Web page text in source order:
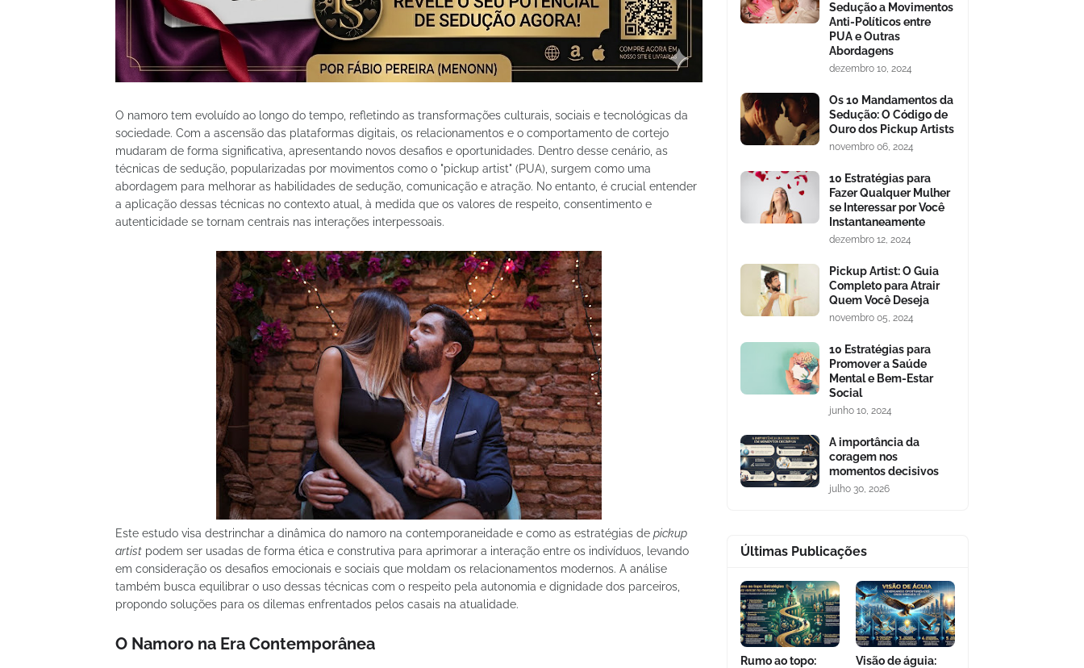
O namoro tem evoluído ao longo do tempo, refletindo as transformações culturais, sociais e tecnológicas da
sociedade. Com a ascensão das plataformas digitais, os relacionamentos e o comportamento de cortejo
mudaram de forma significativa, apresentando novos desafios e oportunidades. Dentro desse cenário, as
técnicas de sedução, popularizadas por movimentos como o "pickup artist" (PUA), surgem como uma
abordagem para melhorar as habilidades de sedução, comunicação e atração. No entanto, é crucial entender
a aplicação dessas técnicas no contexto atual, à medida que os valores de respeito, consentimento e
autenticidade se tornam centrais nas interações interpessoais.
Este estudo visa destrinchar a dinâmica do namoro na contemporaneidade e como as estratégias de pickup
artist podem ser usadas de forma ética e construtiva para aprimorar a interação entre os indivíduos, levando
em consideração os desafios emocionais e sociais que moldam os relacionamentos modernos. A análise
também busca equilibrar o uso dessas técnicas com o respeito pela autonomia e dignidade dos parceiros,
propondo soluções para os dilemas enfrentados pelos casais na atualidade.
O Namoro na Era Contemporânea
Sedução a Movimentos
Anti-Políticos entre
PUA e Outras
Abordagens
dezembro 10, 2024
Os 10 Mandamentos da
Sedução: O Código de
Ouro dos Pickup Artists
novembro 06, 2024
10 Estratégias para
Fazer Qualquer Mulher
se Interessar por Você
Instantaneamente
dezembro 12, 2024
Pickup Artist: O Guia
Completo para Atrair
Quem Você Deseja
novembro 05, 2024
10 Estratégias para
Promover a Saúde
Mental e Bem-Estar
Social
junho 10, 2024
A importância da
coragem nos
momentos decisivos
julho 30, 2026
Últimas Publicações
Rumo ao topo:
Visão de águia: